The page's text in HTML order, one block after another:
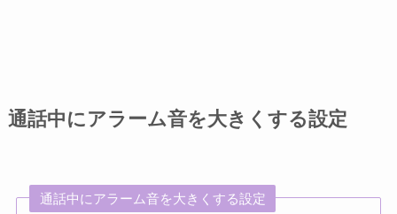
通話中にアラーム音を大きくする設定
通話中にアラーム音を大きくする設定